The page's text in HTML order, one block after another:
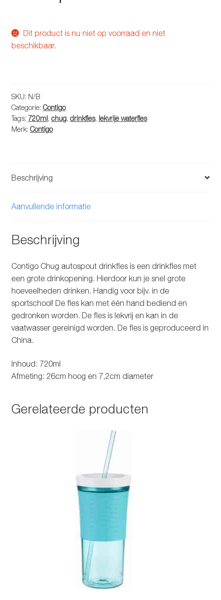
Dit product is nu niet op voorraad en niet
beschikbaar.
SKU: N/B
Categorie: Contigo
Tags: 720ml, chug, drinkfles, lekvrije waterfles
Merk: Contigo
Beschrijving
Aanvullende informatie
Beschrijving
Contigo Chug autospout drinkfles is een drinkfles met
een grote drinkopening. Hierdoor kun je snel grote
hoeveelheden drinken. Handig voor bijv. in de
sportschool! De fles kan met één hand bediend en
gedronken worden. De fles is lekvrij en kan in de
vaatwasser gereinigd worden. De fles is geproduceerd in
China.
Inhoud: 720ml
Afmeting: 26cm hoog en 7,2cm diameter
Gerelateerde producten